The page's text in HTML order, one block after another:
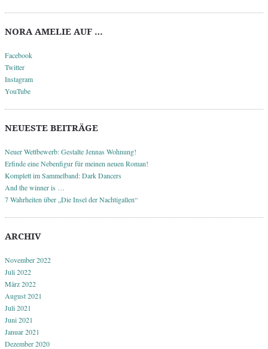
NORA AMELIE AUF …
Facebook
Twitter
Instagram
YouTube
NEUESTE BEITRÄGE
Neuer Wettbewerb: Gestalte Jennas Wohnung!
Erfinde eine Nebenfigur für meinen neuen Roman!
Komplett im Sammelband: Dark Dancers
And the winner is …
7 Wahrheiten über „Die Insel der Nachtigallen“
ARCHIV
November 2022
Juli 2022
März 2022
August 2021
Juli 2021
Juni 2021
Januar 2021
Dezember 2020